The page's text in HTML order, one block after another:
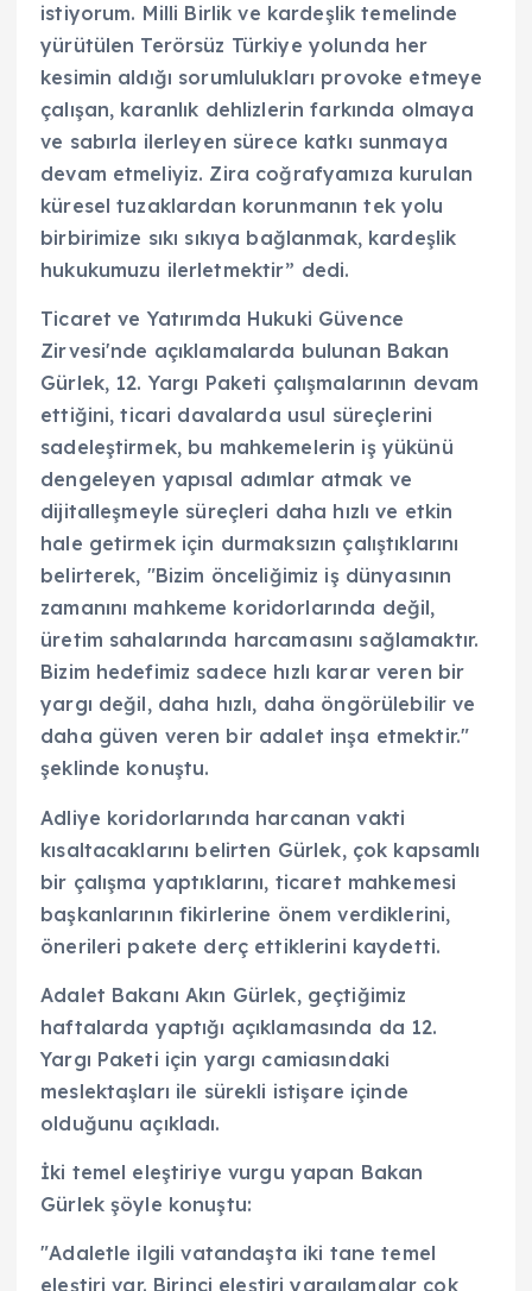
istiyorum. Milli Birlik ve kardeşlik temelinde
yürütülen Terörsüz Türkiye yolunda her
kesimin aldığı sorumlulukları provoke etmeye
çalışan, karanlık dehlizlerin farkında olmaya
ve sabırla ilerleyen sürece katkı sunmaya
devam etmeliyiz. Zira coğrafyamıza kurulan
küresel tuzaklardan korunmanın tek yolu
birbirimize sıkı sıkıya bağlanmak, kardeşlik
hukukumuzu ilerletmektir” dedi.
Ticaret ve Yatırımda Hukuki Güvence
Zirvesi'nde açıklamalarda bulunan Bakan
Gürlek, 12. Yargı Paketi çalışmalarının devam
ettiğini, ticari davalarda usul süreçlerini
sadeleştirmek, bu mahkemelerin iş yükünü
dengeleyen yapısal adımlar atmak ve
dijitalleşmeyle süreçleri daha hızlı ve etkin
hale getirmek için durmaksızın çalıştıklarını
belirterek, "Bizim önceliğimiz iş dünyasının
zamanını mahkeme koridorlarında değil,
üretim sahalarında harcamasını sağlamaktır.
Bizim hedefimiz sadece hızlı karar veren bir
yargı değil, daha hızlı, daha öngörülebilir ve
daha güven veren bir adalet inşa etmektir."
şeklinde konuştu.
Adliye koridorlarında harcanan vakti
kısaltacaklarını belirten Gürlek, çok kapsamlı
bir çalışma yaptıklarını, ticaret mahkemesi
başkanlarının fikirlerine önem verdiklerini,
önerileri pakete derç ettiklerini kaydetti.
Adalet Bakanı Akın Gürlek, geçtiğimiz
haftalarda yaptığı açıklamasında da 12.
Yargı Paketi için yargı camiasındaki
meslektaşları ile sürekli istişare içinde
olduğunu açıkladı.
İki temel eleştiriye vurgu yapan Bakan
Gürlek şöyle konuştu:
"Adaletle ilgili vatandaşta iki tane temel
eleştiri var. Birinci eleştiri yargılamalar çok